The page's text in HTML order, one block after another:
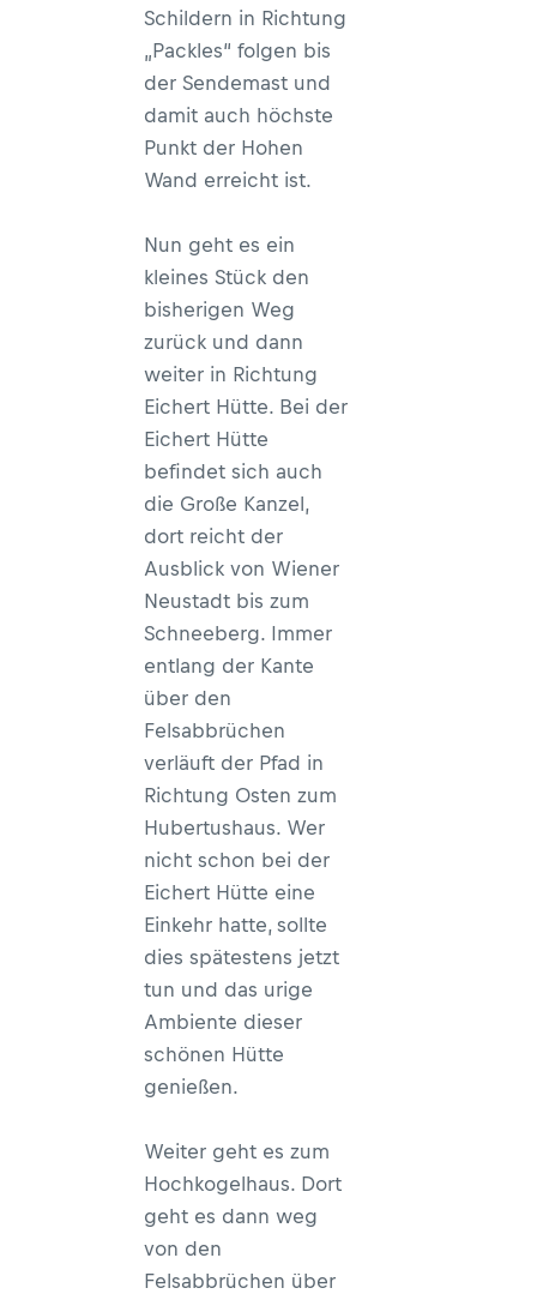
Schildern in Richtung
„Packles“ folgen bis
der Sendemast und
damit auch höchste
Punkt der Hohen
Wand erreicht ist.
Nun geht es ein
kleines Stück den
bisherigen Weg
zurück und dann
weiter in Richtung
Eichert Hütte. Bei der
Eichert Hütte
befindet sich auch
die Große Kanzel,
dort reicht der
Ausblick von Wiener
Neustadt bis zum
Schneeberg. Immer
entlang der Kante
über den
Felsabbrüchen
verläuft der Pfad in
Richtung Osten zum
Hubertushaus. Wer
nicht schon bei der
Eichert Hütte eine
Einkehr hatte, sollte
dies spätestens jetzt
tun und das urige
Ambiente dieser
schönen Hütte
genießen.
Weiter geht es zum
Hochkogelhaus. Dort
geht es dann weg
von den
Felsabbrüchen über